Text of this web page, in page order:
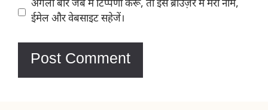
Website
अगली बार जब मैं टिप्पणी करूँ, तो इस ब्राउज़र में मेरा नाम,
ईमेल और वेबसाइट सहेजें।